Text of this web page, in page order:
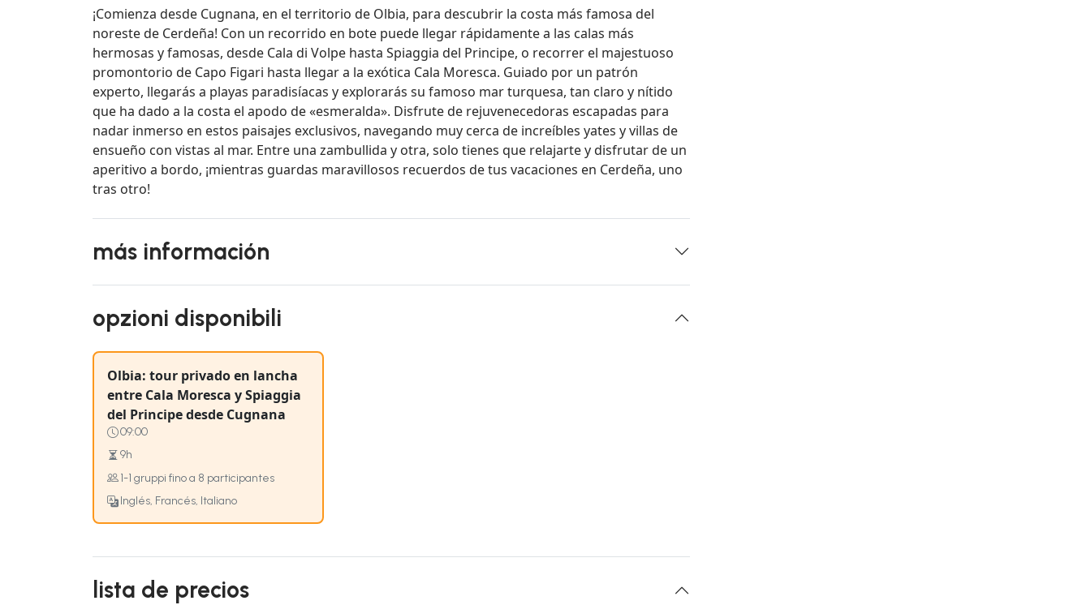
¡Comienza desde Cugnana, en el territorio de Olbia, para descubrir la costa más famosa del
noreste de Cerdeña! Con un recorrido en bote puede llegar rápidamente a las calas más
hermosas y famosas, desde Cala di Volpe hasta Spiaggia del Principe, o recorrer el majestuoso
promontorio de Capo Figari hasta llegar a la exótica Cala Moresca. Guiado por un patrón
experto, llegarás a playas paradisíacas y explorarás su famoso mar turquesa, tan claro y nítido
que ha dado a la costa el apodo de «esmeralda». Disfrute de rejuvenecedoras escapadas para
nadar inmerso en estos paisajes exclusivos, navegando muy cerca de increíbles yates y villas de
ensueño con vistas al mar. Entre una zambullida y otra, solo tienes que relajarte y disfrutar de un
aperitivo a bordo, ¡mientras guardas maravillosos recuerdos de tus vacaciones en Cerdeña, uno
tras otro!
más información
opzioni disponibili
Olbia: tour privado en lancha
entre Cala Moresca y Spiaggia
del Principe desde Cugnana
09:00
9h
1-1 gruppi fino a 8 participantes
Inglés, Francés, Italiano
lista de precios